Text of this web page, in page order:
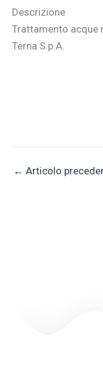
Descrizione
Trattamento acque
Terna S.p.A.
← Articolo